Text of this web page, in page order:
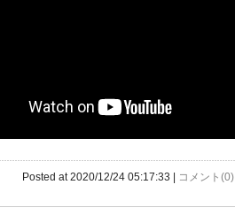
Posted at 2020/12/24 05:17:33 | コメント(0)